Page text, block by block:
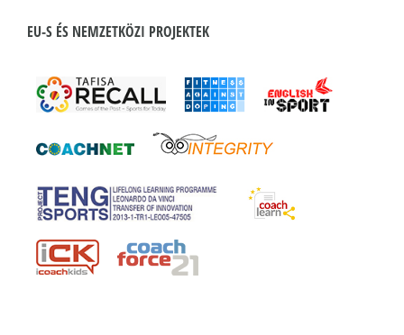
EU-S ÉS NEMZETKÖZI PROJEKTEK